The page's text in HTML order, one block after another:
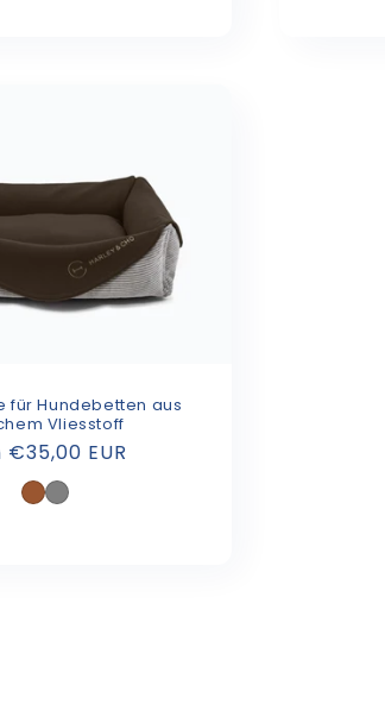
für Hundebetten aus
Vliesstoff
€35,00 EUR
BraunGrau